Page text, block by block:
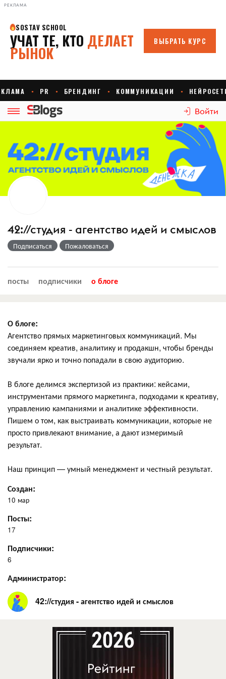
РЕКЛАМА
Войти
42://студия - агентство идей и смыслов
Подписаться Пожаловаться
посты подписчики о блоге
О блоге:
Агентство прямых маркетинговых коммуникаций. Мы
соединяем креатив, аналитику и продакшн, чтобы бренды
звучали ярко и точно попадали в свою аудиторию.
В блоге делимся экспертизой из практики: кейсами,
инструментами прямого маркетинга, подходами к креативу,
управлению кампаниями и аналитике эффективности.
Пишем о том, как выстраивать коммуникации, которые не
просто привлекают внимание, а дают измеримый
результат.
Наш принцип — умный менеджмент и честный результат.
Создан:
10 мар
Посты:
17
Подписчики:
6
Администратор:
42://студия - агентство идей и смыслов